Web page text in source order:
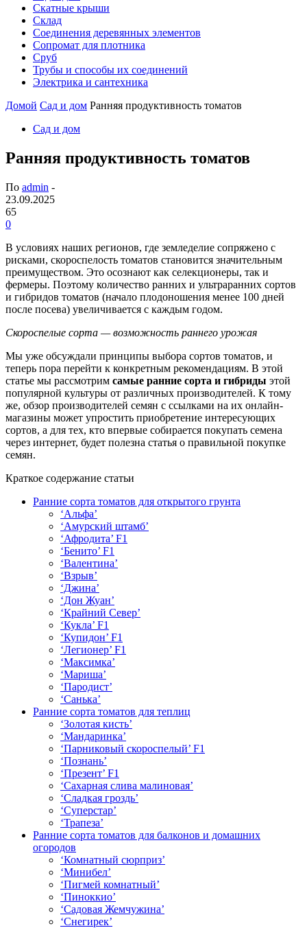
Скатные крыши
Склад
Соединения деревянных элементов
Сопромат для плотника
Сруб
Трубы и способы их соединений
Электрика и сантехника
Домой Сад и дом Ранняя продуктивность томатов
Сад и дом
Ранняя продуктивность томатов
По admin -
23.09.2025
65
0
В условиях наших регионов, где земледелие сопряжено с
рисками, скороспелость томатов становится значительным
преимуществом. Это осознают как селекционеры, так и
фермеры. Поэтому количество ранних и ультраранних сортов
и гибридов томатов (начало плодоношения менее 100 дней
после посева) увеличивается с каждым годом.
Скороспелые сорта — возможность раннего урожая
Мы уже обсуждали принципы выбора сортов томатов, и
теперь пора перейти к конкретным рекомендациям. В этой
статье мы рассмотрим самые ранние сорта и гибриды этой
популярной культуры от различных производителей. К тому
же, обзор производителей семян с ссылками на их онлайн-
магазины может упростить приобретение интересующих
сортов, а для тех, кто впервые собирается покупать семена
через интернет, будет полезна статья о правильной покупке
семян.
Краткое содержание статьи
Ранние сорта томатов для открытого грунта
‘Альфа’
‘Амурский штамб’
‘Афродита’ F1
‘Бенито’ F1
‘Валентина’
‘Взрыв’
‘Джина’
‘Дон Жуан’
‘Крайний Север’
‘Кукла’ F1
‘Купидон’ F1
‘Легионер’ F1
‘Максимка’
‘Мариша’
‘Пародист’
‘Санька’
Ранние сорта томатов для теплиц
‘Золотая кисть’
‘Мандаринка’
‘Парниковый скороспелый’ F1
‘Познань’
‘Презент’ F1
‘Сахарная слива малиновая’
‘Сладкая гроздь’
‘Суперстар’
‘Трапеза’
Ранние сорта томатов для балконов и домашних
огородов
‘Комнатный сюрприз’
‘Минибел’
‘Пигмей комнатный’
‘Пиноккио’
‘Садовая Жемчужина’
‘Снегирек’